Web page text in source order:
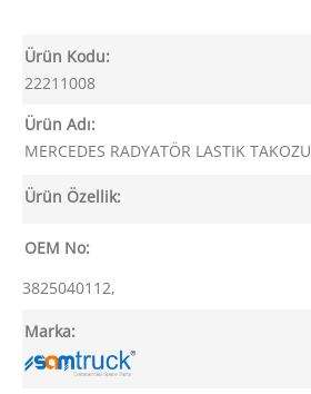
Ürün Kodu:
22211008
Ürün Adı:
MERCEDES RADYATÖR LASTIK TAKOZU
Ürün Özellik:
OEM No:
3825040112,
Marka: